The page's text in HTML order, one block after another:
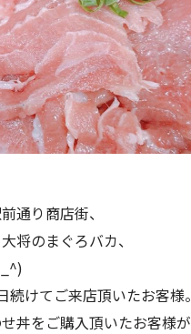
通り商店街、
将のまぐろバカ、
続けてご来店頂いたお客様。
丼をご購入頂いたお客様が